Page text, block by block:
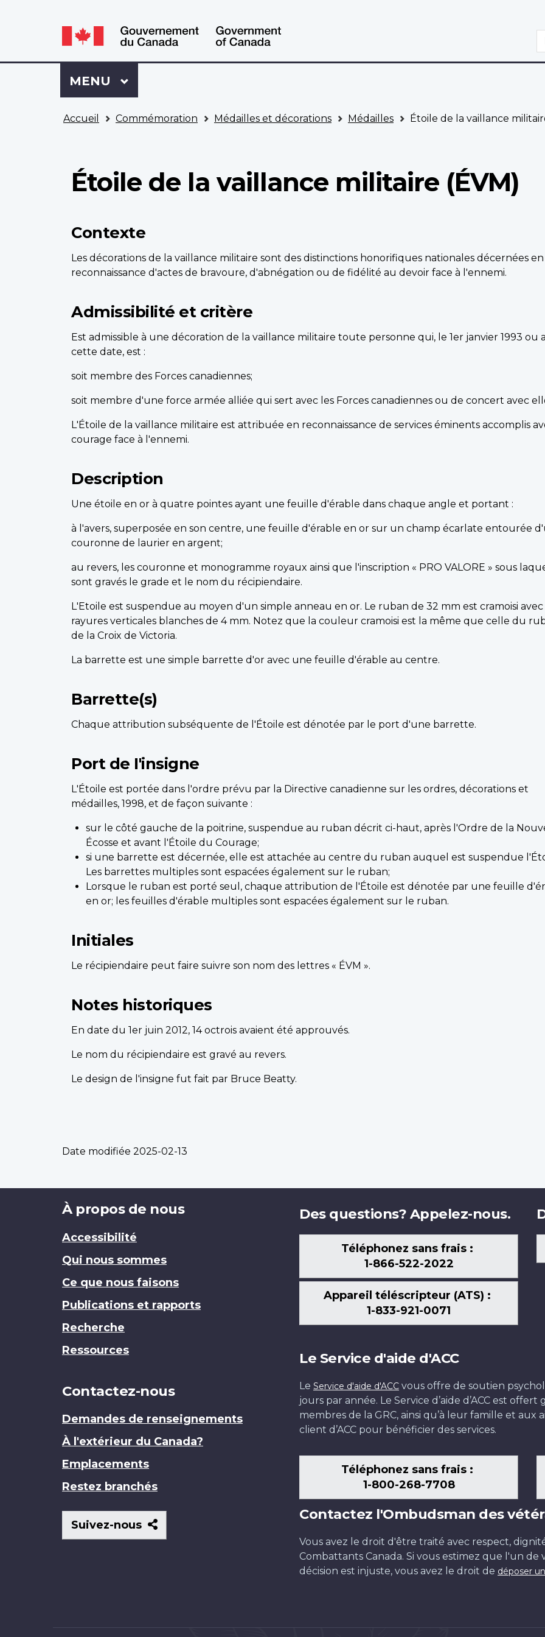
Language
switcher
Language
switcher
Se
connecter
à
Dossier
Menu
MENU PRINCIPAL
Accueil Commémoration Médailles et décorations Médailles Étoile de la vaillance
Étoile de la vaillance militaire (ÉVM)
Contexte
Les décorations de la vaillance militaire sont des distinctions honorifiques nationales décernées en
reconnaissance d'actes de bravoure, d'abnégation ou de fidélité au devoir face à l'ennemi.
Admissibilité et critère
Est admissible à une décoration de la vaillance militaire toute personne qui, le 1er janvier 1993 ou
cette date, est :
soit membre des Forces canadiennes;
soit membre d'une force armée alliée qui sert avec les Forces canadiennes ou de concert avec
L'Étoile de la vaillance militaire est attribuée en reconnaissance de services éminents accomplis
courage face à l'ennemi.
Description
Une étoile en or à quatre pointes ayant une feuille d'érable dans chaque angle et portant :
à l'avers, superposée en son centre, une feuille d'érable en or sur un champ écarlate entourée
couronne de laurier en argent;
au revers, les couronne et monogramme royaux ainsi que l'inscription « PRO VALORE » sous
sont gravés le grade et le nom du récipiendaire.
L'Etoile est suspendue au moyen d'un simple anneau en or. Le ruban de 32 mm est cramoisi
rayures verticales blanches de 4 mm. Notez que la couleur cramoisi est la même que celle du
de la Croix de Victoria.
La barrette est une simple barrette d'or avec une feuille d'érable au centre.
Barrette(s)
Chaque attribution subséquente de l'Étoile est dénotée par le port d'une barrette.
Port de I'insigne
L'Étoile est portée dans l'ordre prévu par la Directive canadienne sur les ordres, décorations et
médailles, 1998, et de façon suivante :
sur le côté gauche de la poitrine, suspendue au ruban décrit ci-haut, après l'Ordre de la
Écosse et avant l'Étoile du Courage;
si une barrette est décernée, elle est attachée au centre du ruban auquel est suspendue
Les barrettes multiples sont espacées également sur le ruban;
Lorsque le ruban est porté seul, chaque attribution de l'Étoile est dénotée par une feuille
en or; les feuilles d'érable multiples sont espacées également sur le ruban.
Initiales
Le récipiendaire peut faire suivre son nom des lettres « ÉVM ».
Notes historiques
En date du 1er juin 2012, 14 octrois avaient été approuvés.
Le nom du récipiendaire est gravé au revers.
Le design de l'insigne fut fait par Bruce Beatty.
Date modifiée 2025-02-13
Brand
À propos de nous
Accessibilité
Qui nous sommes
Ce que nous faisons
Publications et rapports
Recherche
Ressources
Contactez-nous
Demandes de renseignements
À l'extérieur du Canada?
Emplacements
Restez branchés
Suivez-nous
Suivez-
nous
Des questions? Appelez-nous.
Téléphonez sans frais :
1-866-522-2022
Appareil téléscripteur (ATS) :
1-833-921-0071
Le Service d'aide d'ACC
Le Service d'aide d'ACC vous offre de soutien
jours par année. Le Service d’aide d’ACC est
membres de la GRC, ainsi qu’à leur famille et aux
client d’ACC pour bénéficier des services.
Téléphonez sans frais :
1-800-268-7708
Contactez l'Ombudsman des
Vous avez le droit d'être traité avec respect,
Combattants Canada. Si vous estimez que l'un
décision est injuste, vous avez le droit de déposer